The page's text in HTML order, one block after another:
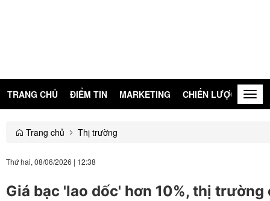
TRANG CHỦ ĐIỂM TIN MARKETING CHIẾN LƯỢC
Trang chủ Thị trường
Thứ hai, 08/06/2026 | 12:38
Giá bạc 'lao dốc' hơn 10%, thị trường